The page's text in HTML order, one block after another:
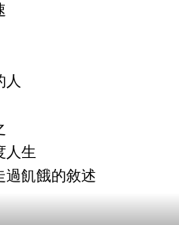
人
人生
過飢餓的敘述